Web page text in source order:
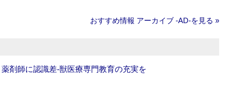
おすすめ情報 アーカイブ ‐AD‐を見る »
剤師に認識差‐獣医療専門教育の充実を